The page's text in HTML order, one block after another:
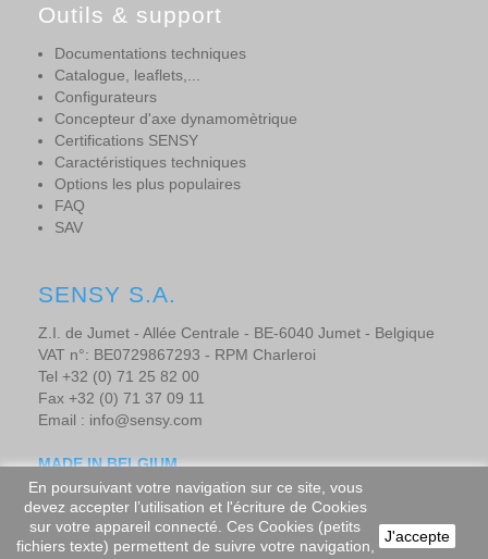
Outils & support
Documentations techniques
Catalogue, leaflets,...
Configurateurs
Concepteur d'axe dynamomètrique
Certifications SENSY
Caractéristiques techniques
Options les plus populaires
FAQ
SAV
SENSY S.A.
Z.I. de Jumet - Allée Centrale - BE-6040 Jumet - Belgique
VAT n°: BE0729867293 - RPM Charleroi
Tel +32 (0) 71 25 82 00
Fax +32 (0) 71 37 09 11
Email : info@sensy.com
MADE IN BELGIUM
Copyright © 2025 - SENSORS AND SYNERGY S.A. - Tous droits
En poursuivant votre navigation sur ce site, vous
devez accepter l’utilisation et l'écriture de Cookies
sur votre appareil connecté. Ces Cookies (petits
fichiers texte) permettent de suivre votre navigation,
J'accepte